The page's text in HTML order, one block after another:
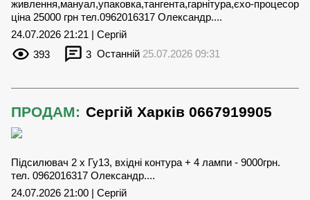
живлення,мануал,упаковка,тангента,гарнітура,єхо-процесор
ціна 25000 грн тел.0962016317 Олександр....
24.07.2026 21:21 | Сергій
393
3 Останній 25.07.2026 09:31
ПРОДАМ: Сергій Харків 0667919905
Підсилювач 2 х Гу13, вхідні контура + 4 лампи - 9000грн.
тел. 0962016317 Олександр....
24.07.2026 21:00 | Сергій